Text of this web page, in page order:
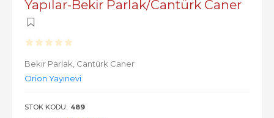
Yapılar-Bekir Parlak/Cantürk Caner
Bekir Parlak, Cantürk Caner
Orion Yayınevi
STOK KODU: 489